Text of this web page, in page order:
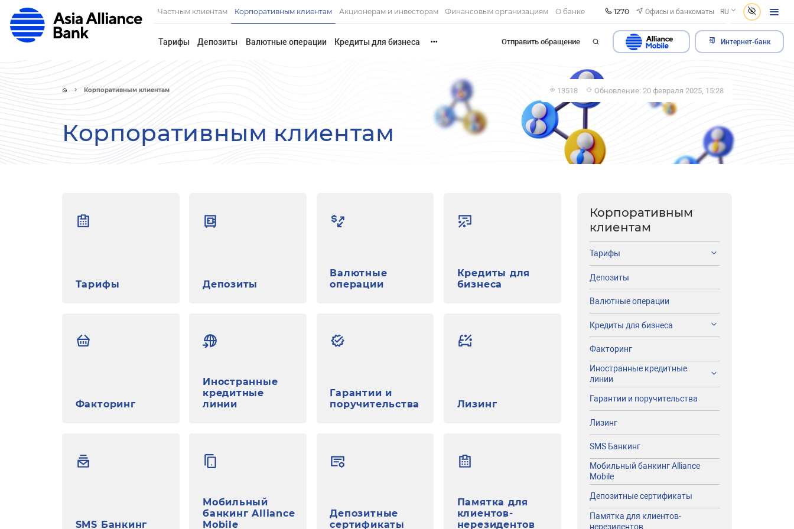
Частным клиентам Корпоративным клиентам Акционерам и инвесторам Финансовым организациям О банке 1270 Офисы и банкоматы RU
Тарифы Депозиты Валютные операции Кредиты для бизнеса ••• Отправить обращение Интернет-банк
Корпоративным клиентам 13518 Обновление: 20 февраля 2025, 15:28
Корпоративным клиентам
Тарифы Депозиты
Валютные
операции
Кредиты для
бизнеса
Факторинг
Иностранные
кредитные
линии
Гарантии и
поручительства
Лизинг
SMS Банкинг
Мобильный
банкинг Alliance
Mobile
Депозитные
сертификаты
Памятка для
клиентов-
нерезидентов
Корпоративным
клиентам
Тарифы
Депозиты
Валютные операции
Кредиты для бизнеса
Факторинг
Иностранные кредитные
линии
Гарантии и поручительства
Лизинг
SMS Банкинг
Мобильный банкинг Alliance
Mobile
Депозитные сертификаты
Памятка для клиентов-
нерезидентов